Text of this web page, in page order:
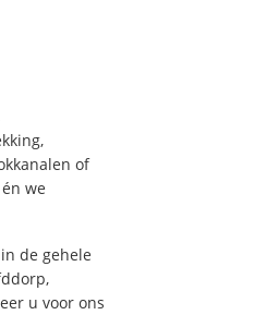
of
we
de gehele
u voor ons